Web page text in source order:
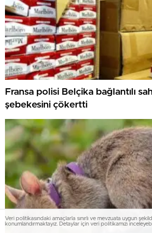
Fransa polisi Belçika bağlantılı
şebekesini çökertti
Veri politikasındaki amaçlarla sınırlı ve mevzuata uygun
konumlandırmaktayız. Detaylar için veri politikamızı